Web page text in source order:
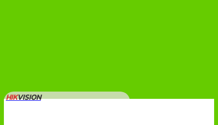
HIKVISION